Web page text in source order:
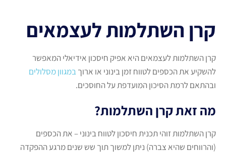
קרן השתלמות לעצמאים
קרן השתלמות לעצמאים היא אפיק חיסכון אידיאלי המאפשר
להשקיע את הכספים לטווח זמן בינוני או ארוךבמגוון מסלולים
ובהתאם לרמת הסיכון המועדפת על החוסכים.
מה זאת קרן השתלמות?
קרן השתלמות זוהי תכנית חיסכון לטווח בינוני – את הכספים
(והרווחים שהיא צברה) ניתן למשוך תוך שש שנים מרגע ההפקדה